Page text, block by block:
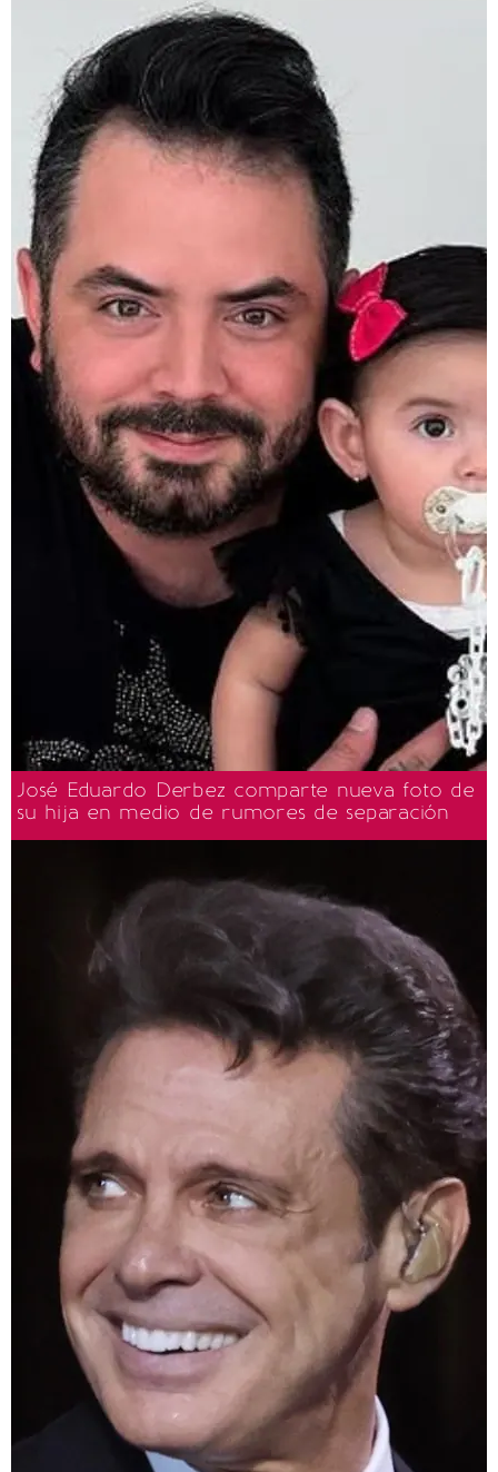
José Eduardo Derbez comparte nueva foto de
su hija en medio de rumores de separación